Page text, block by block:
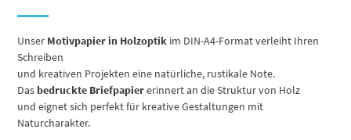
Unser Motivpapier in Holzoptik im DIN-A4-Format verleiht Ihren
Schreiben
und kreativen Projekten eine natürliche, rustikale Note.
Das bedruckte Briefpapiererinnert an die Struktur von Holz
und eignet sich perfekt für kreative Gestaltungen mit
Naturcharakter.